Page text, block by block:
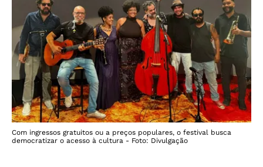
Com ingressos gratuitos ou a preços populares, o festival busca
democratizar o acesso à cultura - Foto: Divulgação